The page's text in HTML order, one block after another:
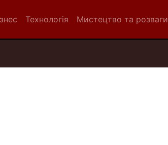
Технологія Мистецтво та розваги